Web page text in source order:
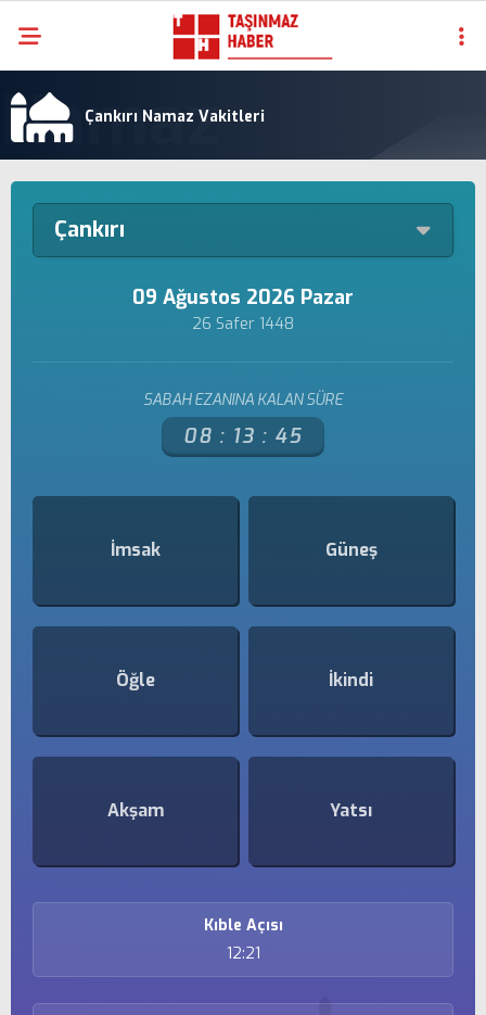
Çankırı Namaz Vakitleri
Çankırı
09 Ağustos 2026 Pazar
26 Safer 1448
SABAH EZANINA KALAN SÜRE
08 : 13 : 45
İmsak Güneş
Öğle İkindi
Akşam Yatsı
Kıble Açısı
12:21